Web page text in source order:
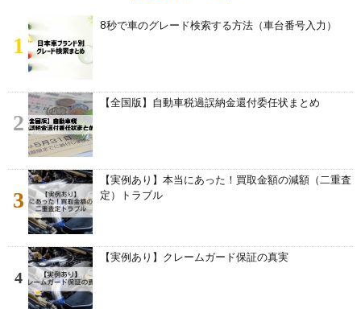
1
8秒で車のグレード検索する方法（車台番号入力）
2
【全国版】自動車税過誤納金還付委任状まとめ
3
【実例あり】本当にあった！買取金額の減額（二重査
定）トラブル
4
【実例あり】クレームガード保証の真実